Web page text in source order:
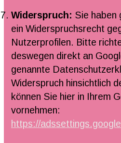
Widerspruch: Sie haben
ein Widerspruchsrecht
Nutzerprofilen. Bitte
deswegen direkt an
genannte
Widerspruch hinsichtlich
können Sie hier in Ihrem
vornehmen:
https://